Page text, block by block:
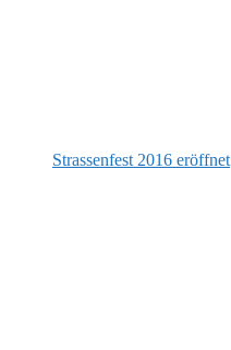
Strassenfest 2016 eröffnet